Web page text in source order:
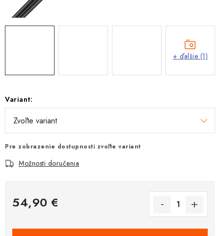
Variant:
Pre zobrazenie dostupnosti zvoľte variant
Možnosti doručenia
54,90 €
+ ďalšie (1)